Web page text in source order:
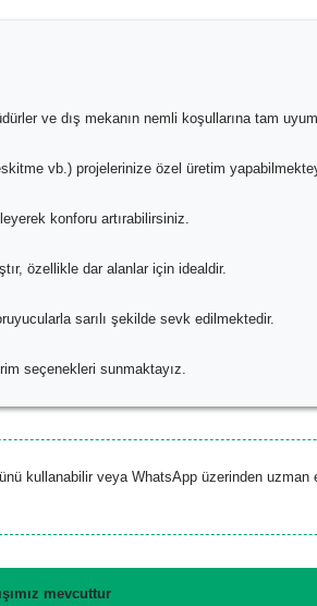
ve dış mekanın nemli koşullarına tam
vb.) projelerinize özel üretim
konforu artırabilirsiniz.
özellikle dar alanlar için idealdir.
sarılı şekilde sevk edilmektedir.
seçenekleri sunmaktayız.
kullanabilir veya WhatsApp üzerinden uzman
mevcuttur